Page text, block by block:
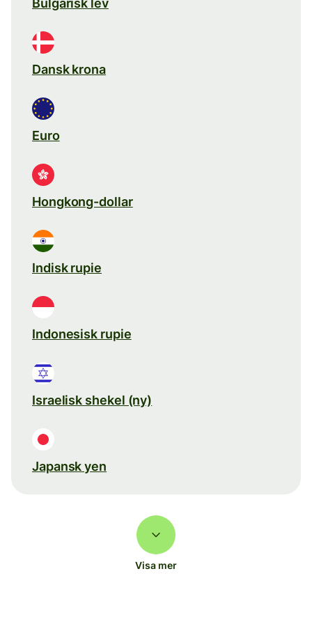
Bulgarisk lev
Dansk krona
Euro
Hongkong-dollar
Indisk rupie
Indonesisk rupie
Israelisk shekel (ny)
Japansk yen
Visa mer